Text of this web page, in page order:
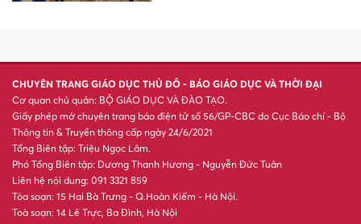
CHUYÊN TRANG GIÁO DỤC THỦ ĐÔ - BÁO GIÁO DỤC VÀ THỜI ĐẠI
Cơ quan chủ quản: BỘ GIÁO DỤC VÀ ĐÀO TẠO.
Giấy phép mở chuyên trang báo điện tử số 56/GP-CBC do Cục Báo chí - Bộ
Thông tin & Truyền thông cấp ngày 24/6/2021
Tổng Biên tập: Triệu Ngọc Lâm.
Phó Tổng Biên tập: Dương Thanh Hương - Nguyễn Đức Tuân
Liên hệ nội dung: 091 3321 859
Tòa soạn: 15 Hai Bà Trưng - Q.Hoàn Kiếm - Hà Nội.
Toà soạn: 14 Lê Trực, Ba Đình, Hà Nội